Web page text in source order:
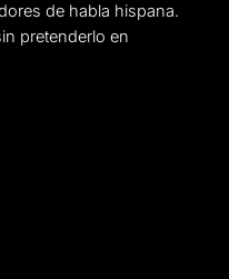
de habla hispana.
pretenderlo en